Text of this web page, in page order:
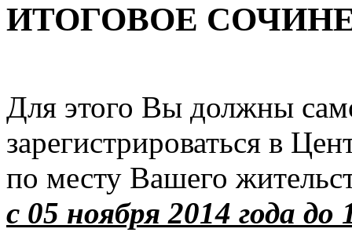
ИТОГОВОЕ
Для этого Вы должны
зарегистрироваться в
по месту Вашего
с 05 ноября 2014 года до